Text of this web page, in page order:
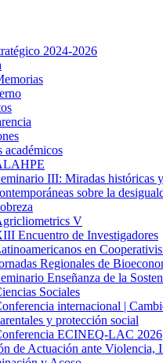
2024-2026
académicos
III: Miradas históricas y
sobre la
V
Encuentro de Investigadores
en
Regionales de
Enseñanza de la
Sociales
internacional |
y protección social
ECINEQ-LAC 2026
de Actuación ante Violencia,